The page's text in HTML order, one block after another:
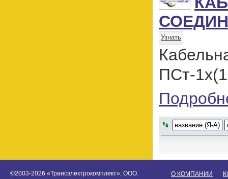
Узнать
ПСт-
название (Я-А)
©2003-2026 «Трансэлектрокомплект», ООО. О КОМПАНИИ